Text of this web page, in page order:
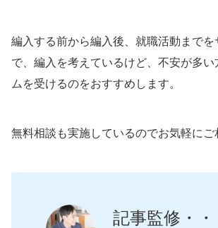
編入する前から編入後、就職活動まで
で、編入を考えているけど、不安が多い
ムを受けるのをおすすめします。
無料相談も実施しているのでお気軽にご
記事監修・・